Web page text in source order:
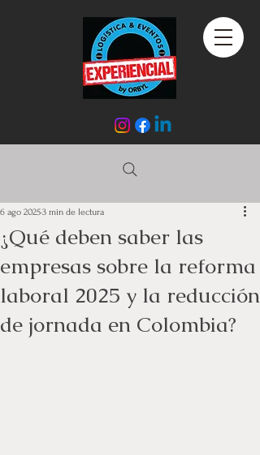
¿Qué deben saber las
empresas sobre la reforma
laboral 2025 y la reducción
de jornada en Colombia?
6 ago 20253 min de lectura